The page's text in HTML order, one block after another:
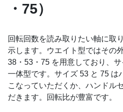
・75）
回転回数を読み取りたい軸に取
示します。ウエイト型ではその
38・53・75 を用意しており、
一体型です。サイズ 53 と 75 は
こなっていただくか、ハンドル
だきます。回転比が豊富です。